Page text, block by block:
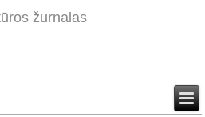
žurnalas